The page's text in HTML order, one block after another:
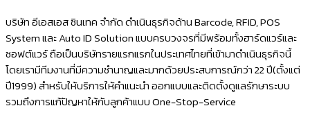
น
สติ
ก
เกอร์
ปริ้
บริษัท อีเอสเอส ซินเทค จำกัด ดำเนินธุรกิจด้าน Barcode, RFID, POS
System และ Auto ID Solution แบบครบวงจรที่มีพร้อมทั้งฮาร์ดแวร์และ
ซอฟต์แวร์ ถือเป็นบริษัทรายแรกแรกในประเทศไทยที่เข้ามาดำเนินธุรกิจนี้
โดยเรามีทีมงานที่มีความชำนาญและมากด้วยประสบการณ์กว่า 22 ปี(ตั้งแต่
ปี1999) สำหรับให้บริการให้คำแนะนำ ออกแบบและติดตั้งดูแลรักษาระบบ
รวมถึงการแก้ปัญหาให้กับลูกค้าแบบ One-Stop-Service